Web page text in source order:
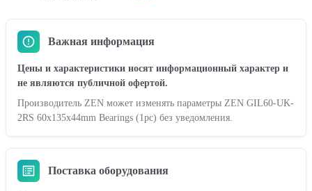
Важная информация
Цены и характеристики носят информационный характер и
не являются публичной офертой.
Производитель ZEN может изменять параметры ZEN GIL60-UK-
2RS 60x135x44mm Bearings (1pc) без уведомления.
Поставка оборудования